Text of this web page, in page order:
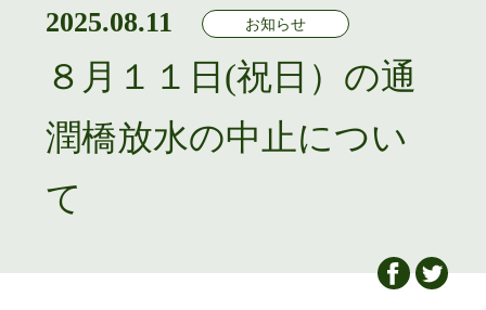
アクセス
通潤橋放水暦（2026年 令
2025.08.11 お知らせ
８月１１日(祝日）の通
潤橋放水の中止につい
て